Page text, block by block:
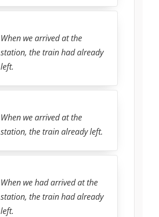
When we arrived at the
station, the train had already
left.
When we arrived at the
station, the train already left.
When we had arrived at the
station, the train had already
left.